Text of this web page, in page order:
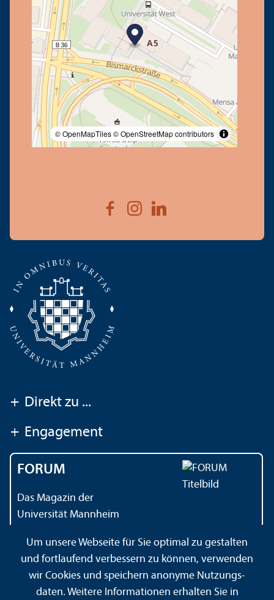
© OpenMapTiles© OpenStreetMap contributors
+ Direkt zu ...
+ Engagement
FORUM
Das Magazin der
Universität Mannheim
Kontakt Impressum Datenschutz
Barrierefreiheit
Gebärdensprache
Leichte Sprache Sitemap
Um unsere Webseite für Sie optimal zu gestalten
und fortlaufend verbessern zu können, verwenden
wir Cookies und speichern anonyme Nutzungs­
daten. Weitere Informationen erhalten Sie in